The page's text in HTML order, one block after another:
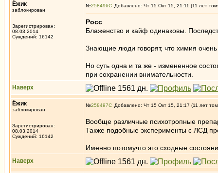
Ёжик
заблокирован
Зарегистрирован:
08.03.2014
Суждений: 16142
№258496 Добавлено: Чт 15 Окт 15, 21:11 (11 лет
Росс
Блаженство и кайф одинаковы.
Знающие люди говорят, что химия очень
Но суть одна и та же - измененное
при сохранении внимательности.
Наверх
Ёжик
заблокирован
Зарегистрирован:
08.03.2014
Суждений: 16142
№258497 Добавлено: Чт 15 Окт 15, 21:17 (11 лет
Вообще различные психотропные
Также подобные эксперименты с ЛСД
Именно потомучто это сходные
Наверх